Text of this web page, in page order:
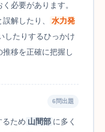
必要があります。
解したり、
水力発
したりするひっかけ
移を正確に把握し
6問出題
るため 山間部 に多く